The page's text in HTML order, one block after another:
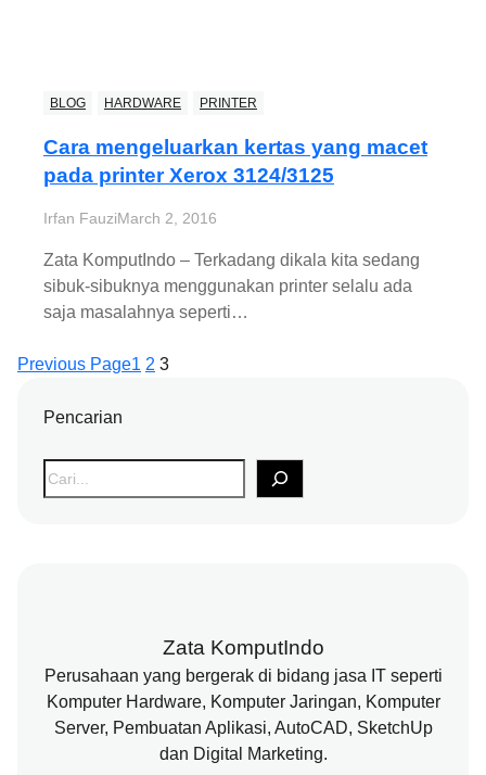
BLOG HARDWARE PRINTER
Cara mengeluarkan kertas yang macet
pada printer Xerox 3124/3125
Irfan FauziMarch 2, 2016
Zata KomputIndo – Terkadang dikala kita sedang
sibuk-sibuknya menggunakan printer selalu ada
saja masalahnya seperti…
Previous Page1 2 3
Pencarian
S
e
Zata KomputIndo
Perusahaan yang bergerak di bidang jasa IT seperti
Komputer Hardware, Komputer Jaringan, Komputer
Server, Pembuatan Aplikasi, AutoCAD, SketchUp
dan Digital Marketing.